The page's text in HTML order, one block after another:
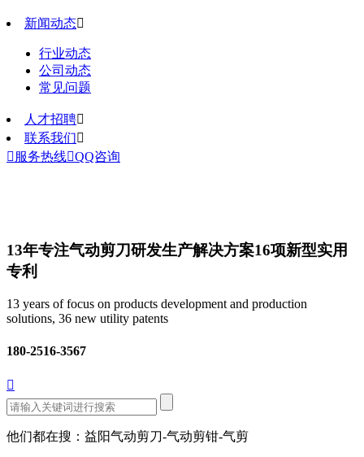
新闻动态
行业动态
公司动态
常见问题
人才招聘
联系我们
 服务热线QQ咨询
13年专注气动剪刀研发生产解决方案16项新型实用
专利
13 years of focus on products development and production
solutions, 36 new utility patents
180-2516-3567

他们都在搜：益阳气动剪刀-气动剪钳-气剪